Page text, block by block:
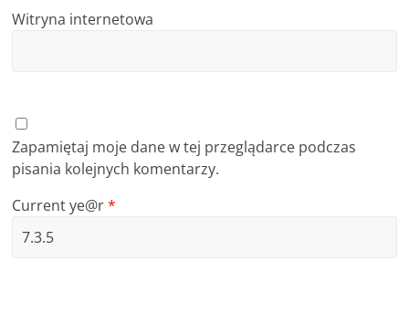
Witryna internetowa
Zapamiętaj moje dane w tej przeglądarce podczas
pisania kolejnych komentarzy.
Current ye@r*